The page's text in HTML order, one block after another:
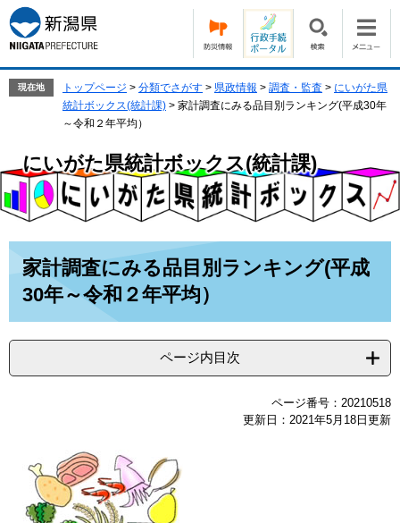
ー
ジ
の
ニ
ュ
ー
本
文
へ
現在地 トップページ > 分類でさがす > 県政情報 > 調査・監査 > にいがた県
統計ボックス(統計課) > 家計調査にみる品目別ランキング(平成30年
～令和２年平均）
にいがた県統計ボックス(統計課)
家計調査にみる品目別ランキング(平成
30年～令和２年平均）
ページ内目次
ページ番号：20210518
更新日：2021年5月18日更新